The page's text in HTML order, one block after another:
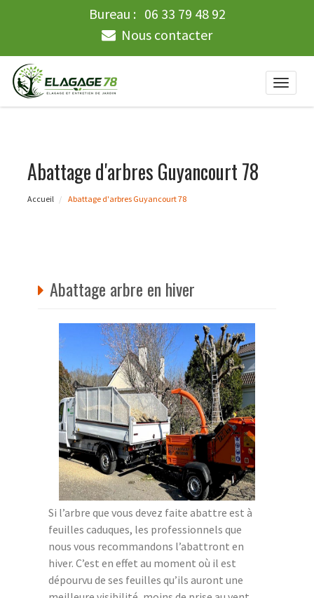
Bureau : 06 33 79 48 92
Nous contacter
Toggle
Abattage d'arbres Guyancourt 78
Accueil Abattage d'arbres Guyancourt 78
Abattage arbre en hiver
Si l’arbre que vous devez faite abattre est à
feuilles caduques, les professionnels que
nous vous recommandons l’abattront en
hiver. C’est en effet au moment où il est
dépourvu de ses feuilles qu’ils auront une